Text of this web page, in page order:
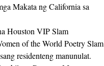
Makata ng California sa
of the World Poetry Slam
residenteng manunulat.